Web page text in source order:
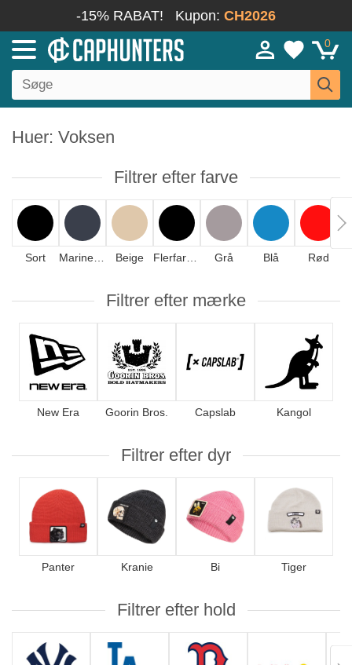
-15% RABAT! Kupon: CH2026
0
Huer: Voksen
Filtrer efter farve
Sort Beige Grå Blå Rød
Filtrer efter mærke
New Era Goorin Bros. Capslab Kangol
Filtrer efter dyr
Panter Kranie Bi Tiger
Filtrer efter hold